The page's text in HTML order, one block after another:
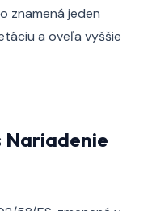
znamená jeden
a oveľa vyššie
Nariadenie